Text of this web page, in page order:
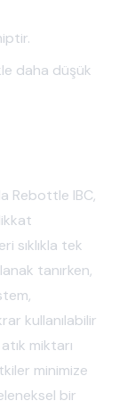
daha düşük
Rebottle IBC,
sıklıkla tek
tanırken,
kullanılabilir
miktarı
minimize
bir